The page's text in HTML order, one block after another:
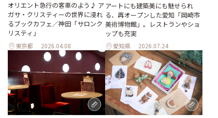
オリエント急行の客車のよう♪ ア
ガサ・クリスティーの世界に浸れ
るブックカフェ／神田「サロンク
リスティ」
東京都 2026.04.08
アートにも建築美にも魅せられ
る、再オープンした愛知「岡崎市
美術博物館」。レストランやショ
ップも充実
愛知県 2026.07.24